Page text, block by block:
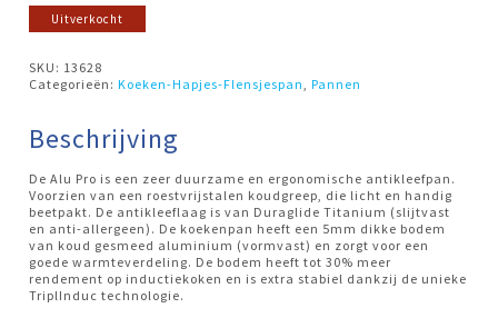
Uitverkocht
SKU: 13628
Categorieën:Koeken-Hapjes-Flensjespan ,Pannen
Beschrijving
De Alu Pro is een zeer duurzame en ergonomische antikleefpan.
Voorzien van een roestvrijstalen koudgreep, die licht en handig
beetpakt. De antikleeflaag is van Duraglide Titanium (slijtvast
en anti-allergeen). De koekenpan heeft een 5mm dikke bodem
van koud gesmeed aluminium (vormvast) en zorgt voor een
goede warmteverdeling. De bodem heeft tot 30% meer
rendement op inductiekoken en is extra stabiel dankzij de unieke
TriplInduc technologie.